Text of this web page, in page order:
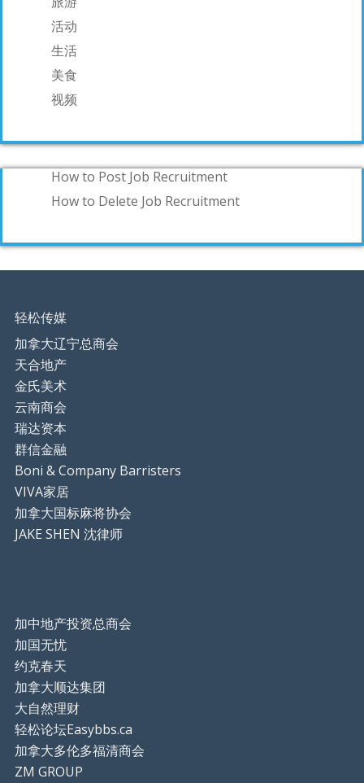
活动
生活
美食
视频
How to Post Job Recruitment
How to Delete Job Recruitment
轻松传媒
加拿大辽宁总商会
天合地产
金氏美术
云南商会
瑞达资本
群信金融
Boni & Company Barristers
VIVA家居
加拿大国标麻将协会
JAKE SHEN 沈律师
加中地产投资总商会
加国无忧
约克春天
加拿大顺达集团
大自然理财
轻松论坛Easybbs.ca
加拿大多伦多福清商会
ZM GROUP